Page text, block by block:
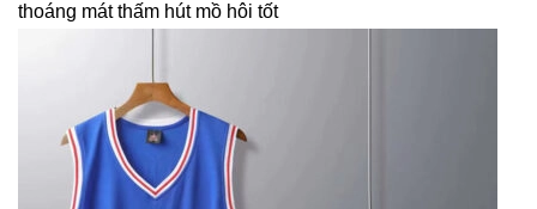
thoáng mát thấm hút mồ hôi tốt